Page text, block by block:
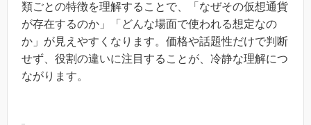
類ごとの特徴を理解することで、「なぜその仮想通貨
が存在するのか」「どんな場面で使われる想定なの
か」が見えやすくなります。価格や話題性だけで判断
せず、役割の違いに注目することが、冷静な理解につ
ながります。